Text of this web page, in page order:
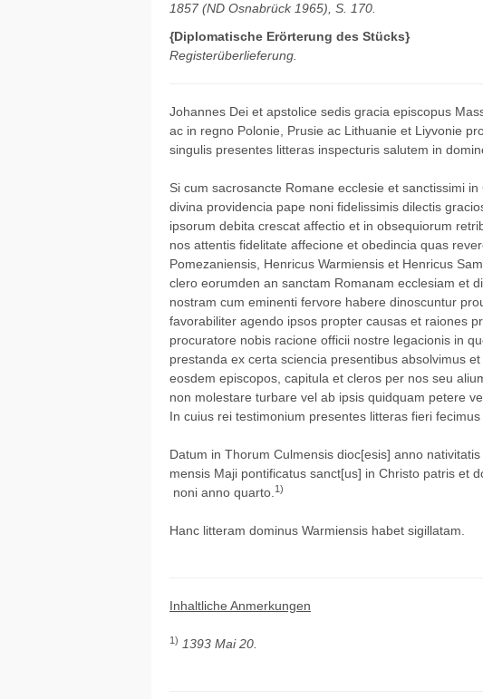
1857 (ND Osnabrück 1965), S. 170.
{Diplomatische Erörterung des Stücks}
Registerüberlieferung.
Johannes Dei et apstolice sedis gracia episcopus
ac in regno Polonie, Prusie ac Lithuanie et Liyvonie
singulis presentes litteras inspecturis salutem in
Si cum sacrosancte Romane ecclesie et sanctissimi
divina providencia pape noni fidelissimis dilectis
ipsorum debita crescat affectio et in obsequiorum
nos attentis fidelitate affecione et obedincia quas
Pomezaniensis, Henricus Warmiensis et Henricus
clero eorumden an sanctam Romanam ecclesiam et
nostram cum eminenti fervore habere dinoscuntur
favorabiliter agendo ipsos propter causas et raiones
procuratore nobis racione officii nostre legacionis in
prestanda ex certa sciencia presentibus absolvimus
eosdem episcopos, capitula et cleros per nos seu
non molestare turbare vel ab ipsis quidquam petere
In cuius rei testimonium presentes litteras fieri
Datum in Thorum Culmensis dioc[esis] anno
mensis Maji pontificatus sanct[us] in Christo patris et
noni anno quarto. 1)
Hanc litteram dominus Warmiensis habet sigillatam.
Inhaltliche Anmerkungen
1) 1393 Mai 20.